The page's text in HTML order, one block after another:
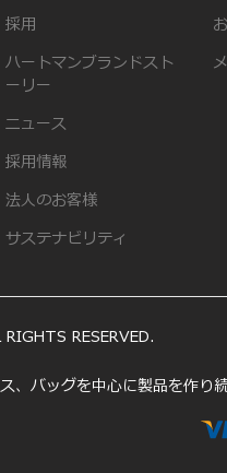
採用
ハートマンブランドスト
ーリー
ニュース
採用情報
法人のお客様
サステナビリティ
RESERVED.
バッグを中心に製品を作り続